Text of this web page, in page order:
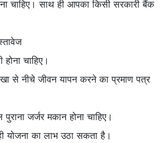
चाहिए। साथ ही आपका किसी सरकारी बैंक
होना चाहिए।
से नीचे जीवन यापन करने का प्रमाण पत्र
जर्जर मकान होना चाहिए।
का लाभ उठा सकता है।